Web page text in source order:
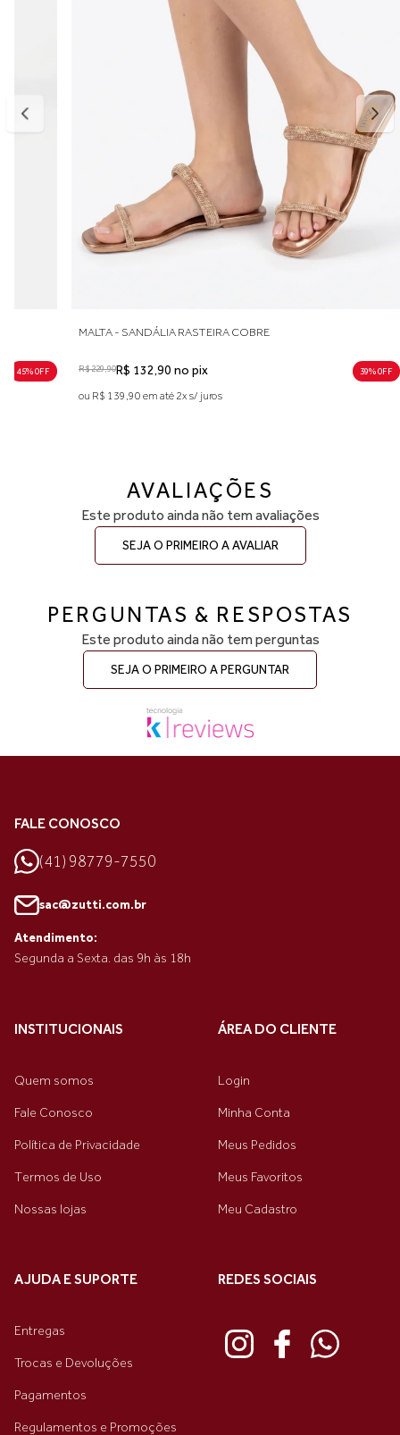
38 — aproximadamente 25,3 cm
39 — aproximadamente 26,0 cm
Para escolher o tamanho ideal, meça seu pé do dedão até o
calcanhar e adicione cerca de 0,5 cm de folga para garantir conforto
no uso. Se estiver entre dois tamanhos, opte pelo maior para um
encaixe mais confortável. E, se precisar ajustar, a primeira troca é
gratuita.
45% 0FF
MALTA - SANDÁLIA RASTEIRA COBRE
R$ 229,90R$ 132,90 no pix 39% 0FF
ou R$ 139,90 em até 2x s/ juros
AVALIAÇÕES
Este produto ainda não tem avaliações
SEJA O PRIMEIRO A AVALIAR
PERGUNTAS & RESPOSTAS
Este produto ainda não tem perguntas
SEJA O PRIMEIRO A PERGUNTAR
FALE CONOSCO
(41) 98779-7550
sac@zutti.com.br
Atendimento:
Segunda a Sexta. das 9h às 18h
INSTITUCIONAIS
Quem somos
Fale Conosco
Política de Privacidade
Termos de Uso
Nossas lojas
ÁREA DO CLIENTE
Login
Minha Conta
Meus Pedidos
Meus Favoritos
Meu Cadastro
AJUDA E SUPORTE
Entregas
Trocas e Devoluções
Pagamentos
Regulamentos e Promoções
REDES SOCIAIS